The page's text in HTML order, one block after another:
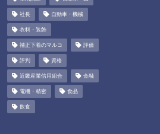
社長 自動車・機械
衣料・装飾
補正下着のマルコ 評価
評判 資格
近畿産業信用組合 金融
電機・精密 食品
飲食